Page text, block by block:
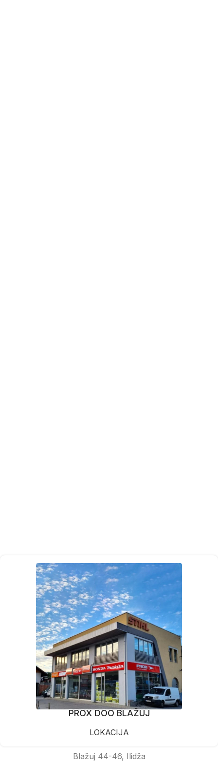
PROX DOO BLAŽUJ
LOKACIJA
Blažuj 44-46, Ilidža